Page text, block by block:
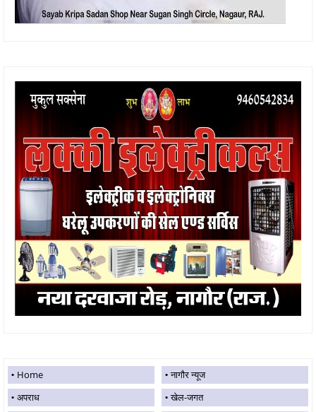
Home
नागौर न्यूज
अपराध
खेल-जगत